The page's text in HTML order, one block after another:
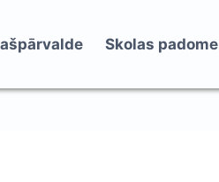
Skolas padome